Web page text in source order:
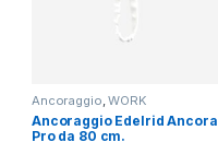
Ancoraggio,WORK
Ancoraggio Edelrid Ancora
Pro da 80 cm.